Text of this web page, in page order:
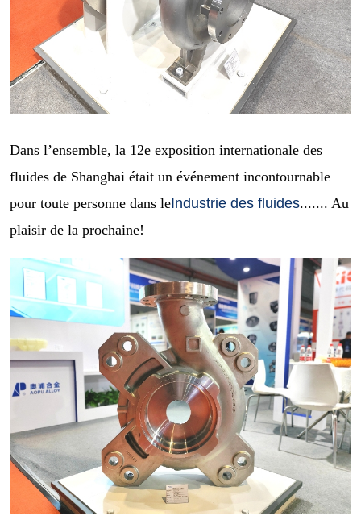
Dans l’ensemble, la 12e exposition internationale des
fluides de Shanghai était un événement incontournable
pour toute personne dans leIndustrie des fluides....... Au
plaisir de la prochaine!